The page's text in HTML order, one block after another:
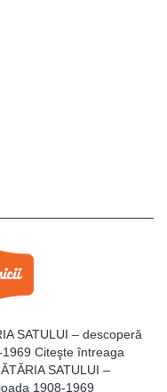
SATULUI – descoperă
Citeşte întreaga
SATULUI –
1908-1969